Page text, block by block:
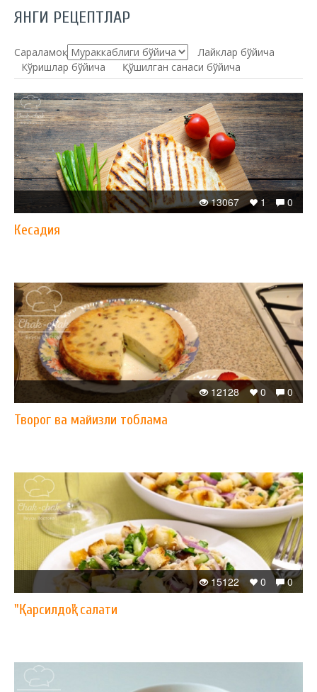
ЯНГИ РЕЦЕПТЛАР
Сараламоқ:
Лайклар бўйича
Кўришлар бўйича
Қўшилган санаси бўйича
0
1
13067
Кесадия
0
0
12128
Творог ва майизли тоблама
0
0
15122
"Қарсилдоқ" салати